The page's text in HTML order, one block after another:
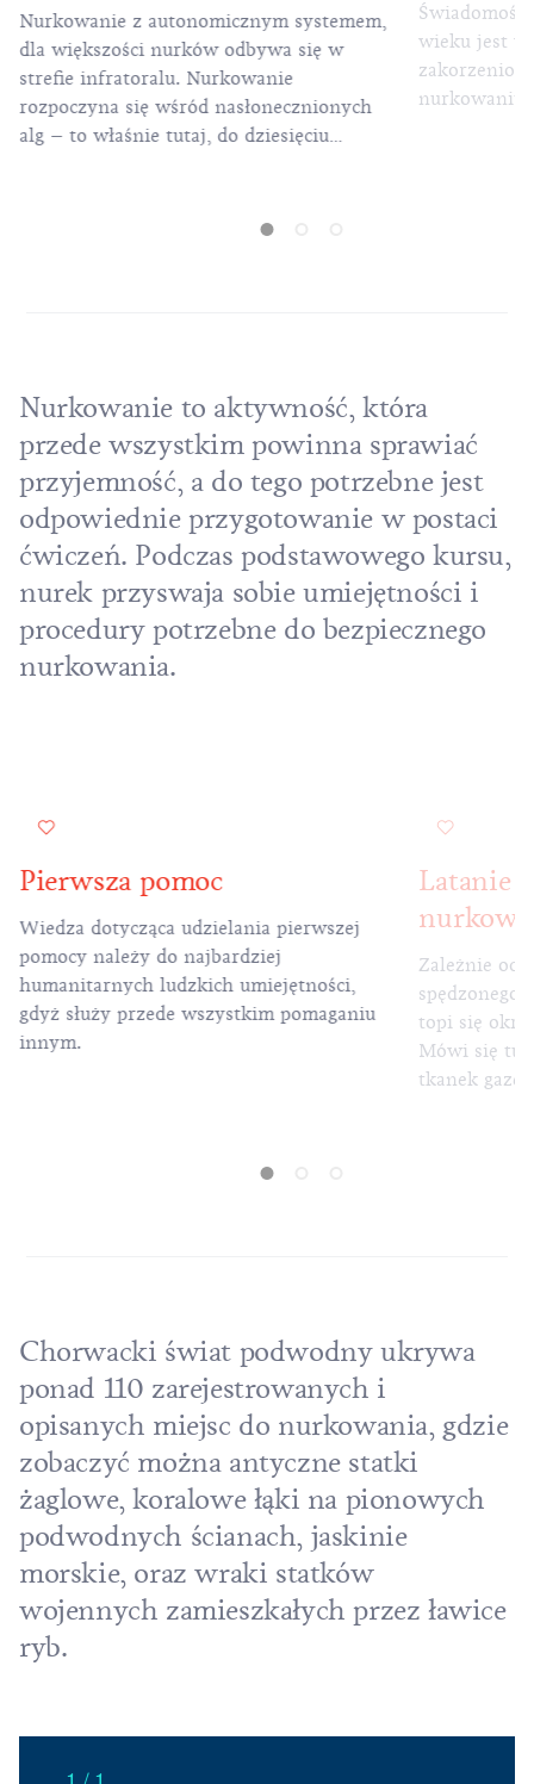
Nurkowanie z autonomicznym systemem,
dla większości nurków odbywa się w
strefie infratoralu. Nurkowanie
rozpoczyna się wśród nasłonecznionych
alg – to właśnie tutaj, do dziesięciu
formy życia. Dociera tutaj jeszcze bardzo
wieku jest w
nurkowaniu
Nurkowanie to aktywność, która
przede wszystkim powinna sprawiać
przyjemność, a do tego potrzebne jest
odpowiednie przygotowanie w postaci
ćwiczeń. Podczas podstawowego kursu,
nurek przyswaja sobie umiejętności i
procedury potrzebne do bezpiecznego
nurkowania.
Pierwsza pomoc
Wiedza dotycząca udzielania pierwszej
pomocy należy do najbardziej
humanitarnych ludzkich umiejętności,
gdyż służy przede wszystkim pomaganiu
innym.
Latanie
Zależnie od
spędzonego
topi się
Mówi się
tkanek
Chorwacki świat podwodny ukrywa
ponad 110 zarejestrowanych i
opisanych miejsc do nurkowania, gdzie
zobaczyć można antyczne statki
żaglowe, koralowe łąki na pionowych
podwodnych ścianach, jaskinie
morskie, oraz wraki statków
wojennych zamieszkałych przez ławice
ryb.